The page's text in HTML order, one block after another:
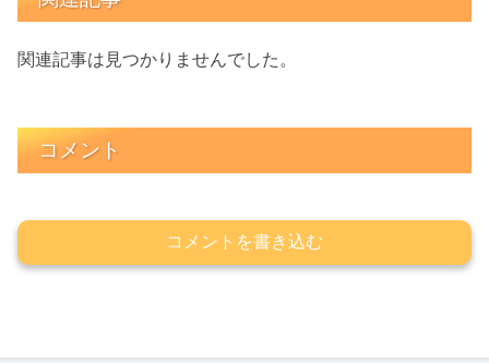
関連記事は見つかりませんでした。
コメント
コメントを書き込む